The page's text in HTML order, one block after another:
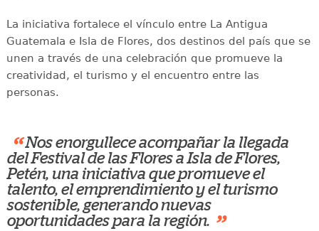
La iniciativa fortalece el vínculo entre La Antigua
Guatemala e Isla de Flores, dos destinos del país que se
unen a través de una celebración que promueve la
creatividad, el turismo y el encuentro entre las
personas.
“ Nos enorgullece acompañar la llegada
del Festival de las Flores a Isla de Flores,
Petén, una iniciativa que promueve el
talento, el emprendimiento y el turismo
sostenible, generando nuevas
oportunidades para la región.